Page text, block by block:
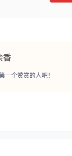
香
一个赞赏的人吧！